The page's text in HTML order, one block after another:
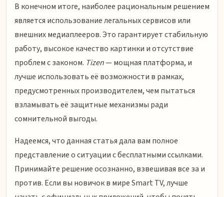
В конечном итоге, наиболее рациональным решением
является использование легальных сервисов или
внешних медиаплееров. Это гарантирует стабильную
работу, высокое качество картинки и отсутствие
проблем с законом. Tizen— мощная платформа, и
лучше использовать её возможности в рамках,
предусмотренных производителем, чем пытаться
взламывать её защитные механизмы ради
сомнительной выгоды.
Надеемся, что данная статья дала вам полное
представление о ситуации с бесплатными ссылками.
Принимайте решение осознанно, взвешивая все за и
против. Если вы новичок в мире Smart TV, лучше